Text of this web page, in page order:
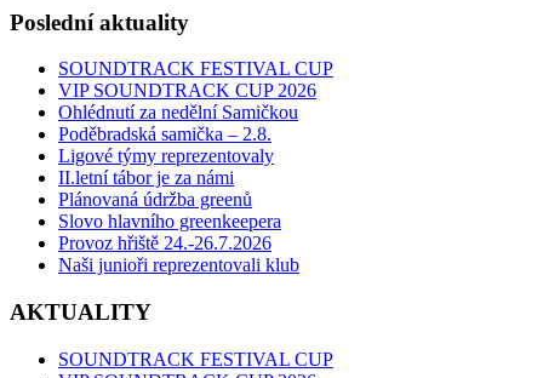
Poslední aktuality
SOUNDTRACK FESTIVAL CUP
VIP SOUNDTRACK CUP 2026
Ohlédnutí za nedělní Samičkou
Poděbradská samička – 2.8.
Ligové týmy reprezentovaly
II.letní tábor je za námi
Plánovaná údržba greenů
Slovo hlavního greenkeepera
Provoz hřiště 24.-26.7.2026
Naši junioři reprezentovali klub
AKTUALITY
SOUNDTRACK FESTIVAL CUP